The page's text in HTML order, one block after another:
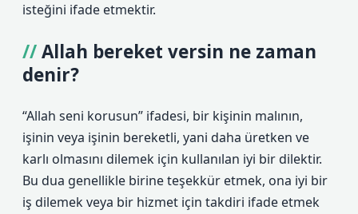
isteğini ifade etmektir.
Allah bereket versin ne zaman
denir?
“Allah seni korusun” ifadesi, bir kişinin malının,
işinin veya işinin bereketli, yani daha üretken ve
karlı olmasını dilemek için kullanılan iyi bir dilektir.
Bu dua genellikle birine teşekkür etmek, ona iyi bir
iş dilemek veya bir hizmet için takdiri ifade etmek